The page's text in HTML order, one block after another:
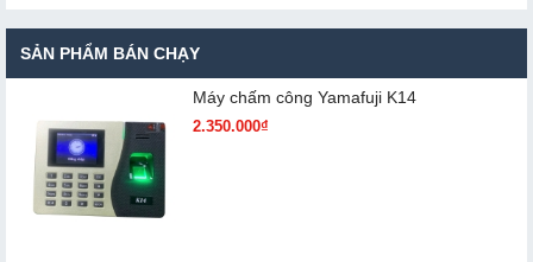
SẢN PHẨM BÁN CHẠY
Máy chấm cô​ng Yamafuji K14
2.350.000₫